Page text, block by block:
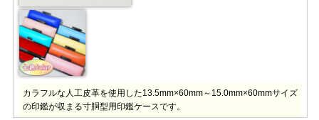
カラフルな人工皮革を使用した13.5mm×60mm～15.0mm×60mmサイズ
の印鑑が収まる寸胴型用印鑑ケースです。